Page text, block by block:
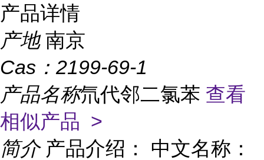
产品详情
产地 南京
Cas： 2199-69-1
产品名称氘代邻二氯苯 查看
相似产品 >
简介 产品介绍： 中文名称：